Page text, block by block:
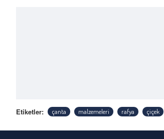
Etiketler: çanta malzemeleri rafya çiçek